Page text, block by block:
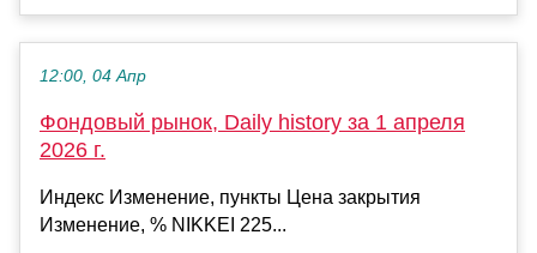
12:00, 04 Апр
Фондовый рынок, Daily history за 1 апреля
2026 г.
Индекс Изменение, пункты Цена закрытия
Изменение, % NIKKEI 225...